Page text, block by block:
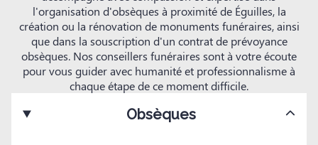
l'organisation d'obsèques à proximité de Éguilles, la
création ou la rénovation de monuments funéraires, ainsi
que dans la souscription d'un contrat de prévoyance
obsèques. Nos conseillers funéraires sont à votre écoute
pour vous guider avec humanité et professionnalisme à
chaque étape de ce moment difficile.
Obsèques